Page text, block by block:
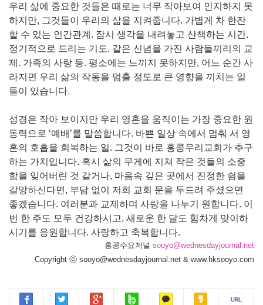
우리 삶에 중요한 것들은 때로는 너무 작아보여 인지하지 못
하지만, 그것들이 우리의 삶을 지켜줍니다. 가볍게 차 한잔
할 수 있는 인간관계. 잠시 생각을 내려놓고 산책하는 시간.
정기적으로 드리는 기도. 같은 신념을 가진 사람들끼리의 교
제. 가족의 사랑 등. 평소에는 느끼지 못하지만, 어느 순간 사
라지면 우리 삶의 작동을 멈출 정도로 큰 영향을 끼치는 일
들이 있습니다.
성경은 작아 보이지만 우리 영혼을 움직이는 가장 중요한 원
동력으로 ‘예배’를 말씀합니다. 바쁜 일상 속에서 멈춰 서 영
혼의 호흡을 회복하는 일. 그것이 바로 홍콩우리교회가 추구
하는 가치입니다. 혹시 삶의 무게에 지쳐 작은 것들의 소중
함을 잊어버린 것 같거나, 마음속 깊은 곳에서 진정한 쉼을
갈망하신다면, 부담 없이 저희 교회 문을 두드려 주셨으면
좋겠습니다. 여러분과 교제하며 사랑을 나누기 원합니다. 이
번 한 주도 모두 건강하시고, 새로운 한 달도 힘차게 맞이하
시기를 응원합니다. 사랑하고 축복합니다.
홍콩수요저널 sooyo@wednesdayjournal.net
Copyright ⓒ sooyo@wednesdayjournal.net & www.hksooyo.com